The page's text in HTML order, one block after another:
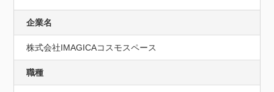
企業名
株式会社IMAGICAコスモスペース
職種